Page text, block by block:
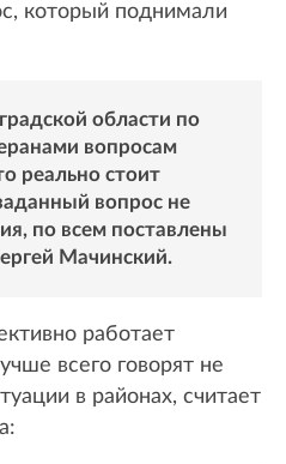
который поднимали
области по
вопросам
реально стоит
вопрос не
по всем поставлены
Мачинский.
работает
всего говорят не
в районах, считает